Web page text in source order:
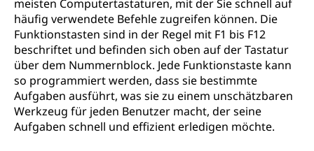
meisten Computertastaturen, mit der Sie schnell auf
häufig verwendete Befehle zugreifen können. Die
Funktionstasten sind in der Regel mit F1 bis F12
beschriftet und befinden sich oben auf der Tastatur
über dem Nummernblock. Jede Funktionstaste kann
so programmiert werden, dass sie bestimmte
Aufgaben ausführt, was sie zu einem unschätzbaren
Werkzeug für jeden Benutzer macht, der seine
Aufgaben schnell und effizient erledigen möchte.